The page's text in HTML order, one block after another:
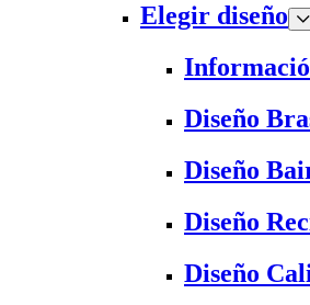
Elegir diseño
Diseño
Diseño
Diseño
Diseño